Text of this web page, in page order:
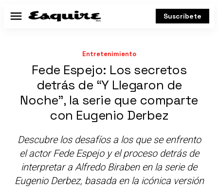
Menú Suscríbete
Entretenimiento
Fede Espejo: Los secretos
detrás de “Y Llegaron de
Noche”, la serie que comparte
con Eugenio Derbez
Descubre los desafíos a los que se enfrento
el actor Fede Espejo y el proceso detrás de
interpretar a Alfredo Biraben en la serie de
Eugenio Derbez, basada en la icónica versión